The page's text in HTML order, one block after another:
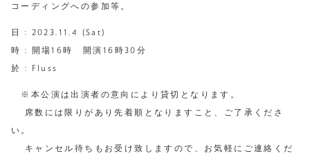
コーディングへの参加等。
日 : 2023.11.4 (Sat)
時 : 開場16時 開演16時30分
於 : Fluss
※本公演は出演者の意向により貸切となります。
席数には限りがあり先着順となりますこと、ご了承くださ
い。
キャンセル待ちもお受け致しますので、お気軽にご連絡くだ